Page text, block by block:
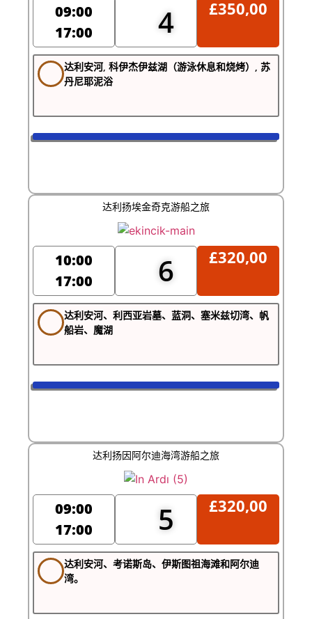
09:00
17:00
4 £350,00
达利安河, 科伊杰伊兹湖（游泳休息和烧烤）, 苏
丹尼耶泥浴
达利扬埃金奇克游船之旅
10:00
17:00
6 £320,00
达利安河、利西亚岩墓、蓝洞、塞米兹切湾、帆
船岩、魔湖
达利扬因阿尔迪海湾游船之旅
09:00
17:00
5 £320,00
达利安河、考诺斯岛、伊斯图祖海滩和阿尔迪
湾。